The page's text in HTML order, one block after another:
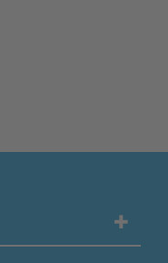
✚